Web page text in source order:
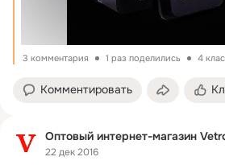
3 комментария 1 раз поделились 4
Комментировать
Оптовый интернет-магазин
22 дек 2016